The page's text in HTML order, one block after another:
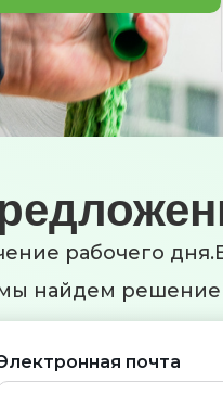
рабочего
найдем решение
почта